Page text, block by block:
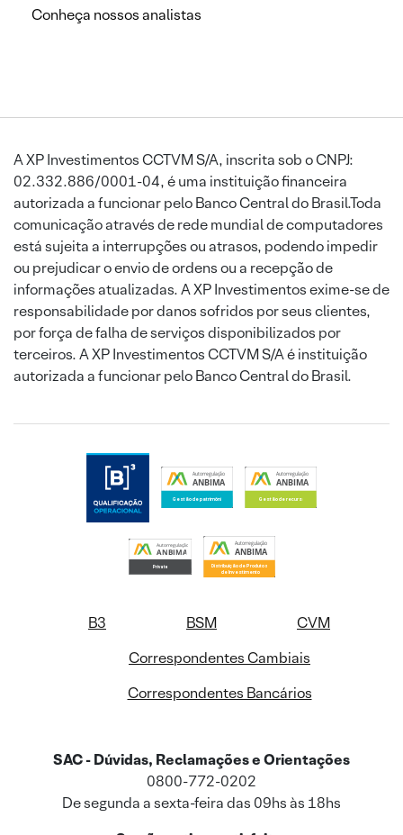
Conheça nossos analistas
A XP Investimentos CCTVM S/A, inscrita sob o CNPJ:
02.332.886/0001-04, é uma instituição financeira
autorizada a funcionar pelo Banco Central do Brasil.Toda
comunicação através de rede mundial de computadores
está sujeita a interrupções ou atrasos, podendo impedir
ou prejudicar o envio de ordens ou a recepção de
informações atualizadas. A XP Investimentos exime-se de
responsabilidade por danos sofridos por seus clientes,
por força de falha de serviços disponibilizados por
terceiros. A XP Investimentos CCTVM S/A é instituição
autorizada a funcionar pelo Banco Central do Brasil.
B3 BSM
CVM
Correspondentes Cambiais
Correspondentes Bancários
SAC - Dúvidas, Reclamações e Orientações
0800-772-0202
De segunda a sexta-feira das 09hs às 18hs